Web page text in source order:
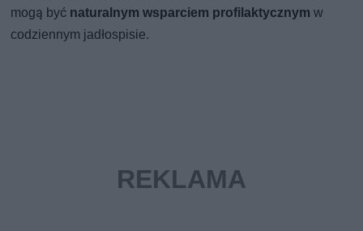
mogą być naturalnym wsparciem profilaktycznym w
codziennym jadłospisie.